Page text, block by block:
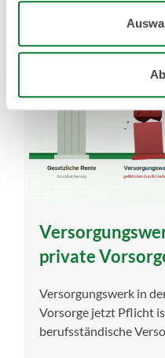
private
Versorgungswerk in
Vorsorge jetzt Pflicht
berufsständische